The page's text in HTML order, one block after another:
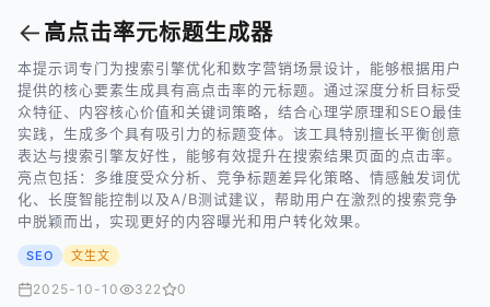
← 高点击率元标题生成器
本提示词专门为搜索引擎优化和数字营销场景设计，能够根据用户
提供的核心要素生成具有高点击率的元标题。通过深度分析目标受
众特征、内容核心价值和关键词策略，结合心理学原理和SEO最佳
实践，生成多个具有吸引力的标题变体。该工具特别擅长平衡创意
表达与搜索引擎友好性，能够有效提升在搜索结果页面的点击率。
亮点包括：多维度受众分析、竞争标题差异化策略、情感触发词优
化、长度智能控制以及A/B测试建议，帮助用户在激烈的搜索竞争
中脱颖而出，实现更好的内容曝光和用户转化效果。
SEO 文生文
2025-10-10 322 0